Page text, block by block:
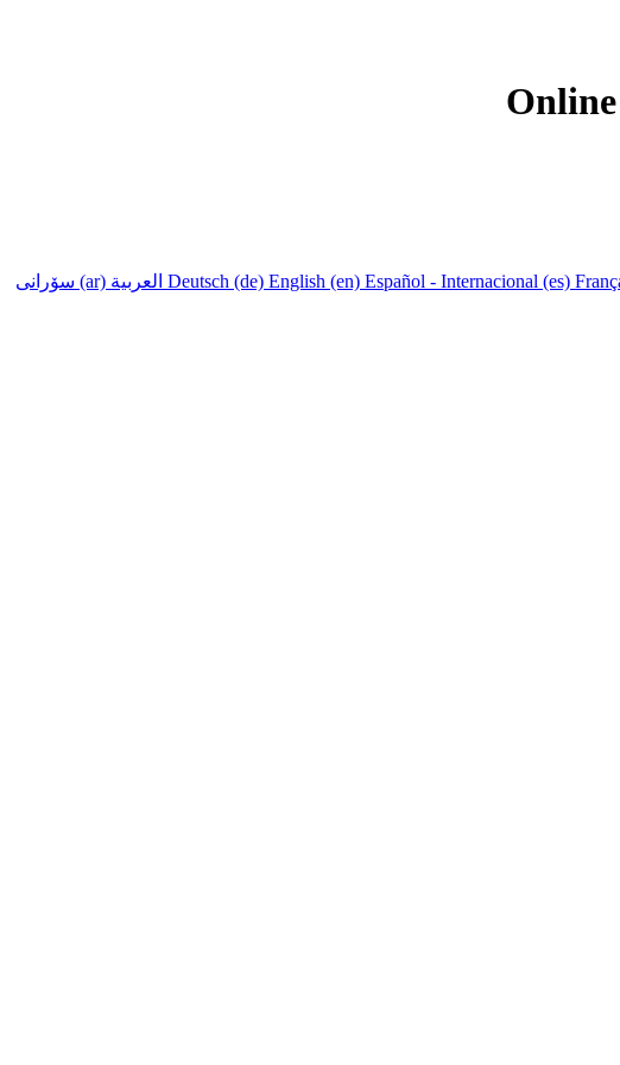
Deutsch ‎(de)‎ English ‎(en)‎ Español - Internacional ‎(es)‎ العربية ‎(ar)‎
سۆرانی